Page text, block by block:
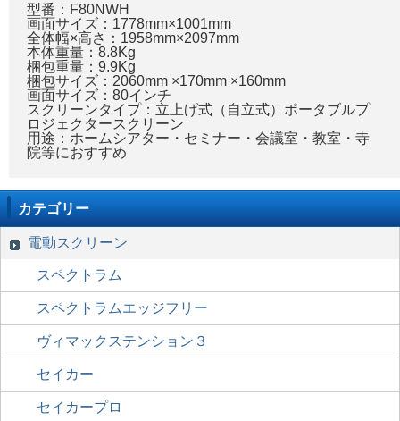
型番：F80NWH
画面サイズ：1778mm×1001mm
全体幅×高さ：1958mm×2097mm
本体重量：8.8Kg
梱包重量：9.9Kg
梱包サイズ：2060mm ×170mm ×160mm
画面サイズ：80インチ
スクリーンタイプ：立上げ式（自立式）ポータブルプ
ロジェクタースクリーン
用途：ホームシアター・セミナー・会議室・教室・寺
院等におすすめ
カテゴリー
電動スクリーン
スペクトラム
スペクトラムエッジフリー
ヴィマックステンション３
セイカー
セイカープロ